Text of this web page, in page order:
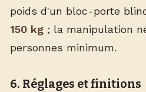
poids d'un bloc-porte
150 kg ; la manipulation
personnes minimum.
6. Réglages et finitions